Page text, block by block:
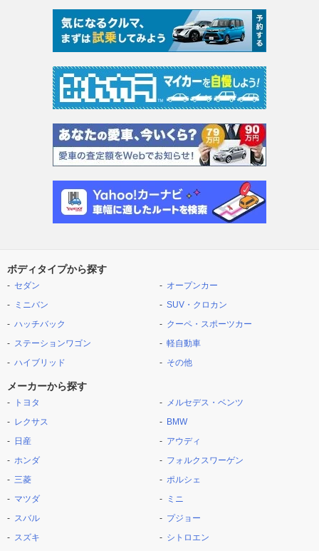
ボディタイプから探す
セダン
ミニバン
ハッチバック
ステーションワゴン
ハイブリッド
オープンカー
SUV・クロカン
クーペ・スポーツカー
軽自動車
その他
メーカーから探す
トヨタ
レクサス
日産
ホンダ
三菱
マツダ
スバル
スズキ
メルセデス・ベンツ
BMW
アウディ
フォルクスワーゲン
ポルシェ
ミニ
プジョー
シトロエン